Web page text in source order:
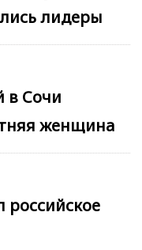
лидеры
в Сочи
женщина